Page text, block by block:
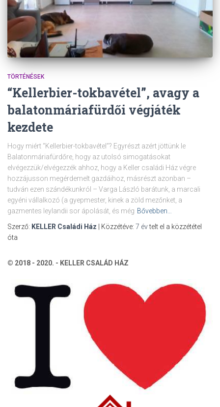
TÖRTÉNÉSEK
“Kellerbier-tokbavétel”, avagy a
balatonmáriafürdői végjáték
kezdete
Hogy miért “Kellerbier-tokbavétel”? Egyrészt azért jöttünk le
Balatonmáriafürdőre, hogy az utolsó simogatásokat
elvégezzük/elvégezzék ahhoz, hogy a Keller családi Ház végre
hozzájusson megérdemelt gazdáihoz, másrészt azonban –
tudván ezen szándékunkról – Varga László barátunk, a marcali
egyéni vállalkozó (a gyepmester, kinek a zöld mezőnket, a
gazmentes leylandii sor ápolását, és még Bővebben…
Szerző: KELLER Családi Ház | Közzétéve: 7 évtelt el a közzététel
óta
© 2018 - 2020. - KELLER CSALÁD HÁZ